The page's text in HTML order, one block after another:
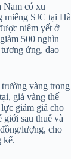
Nam có xu
miếng SJC tại Hà
niêm yết ở
500 nghìn
ứng, dao
vàng trong
giá vàng thế
giảm giá cho
sau thuế và
lượng, cho
kể.